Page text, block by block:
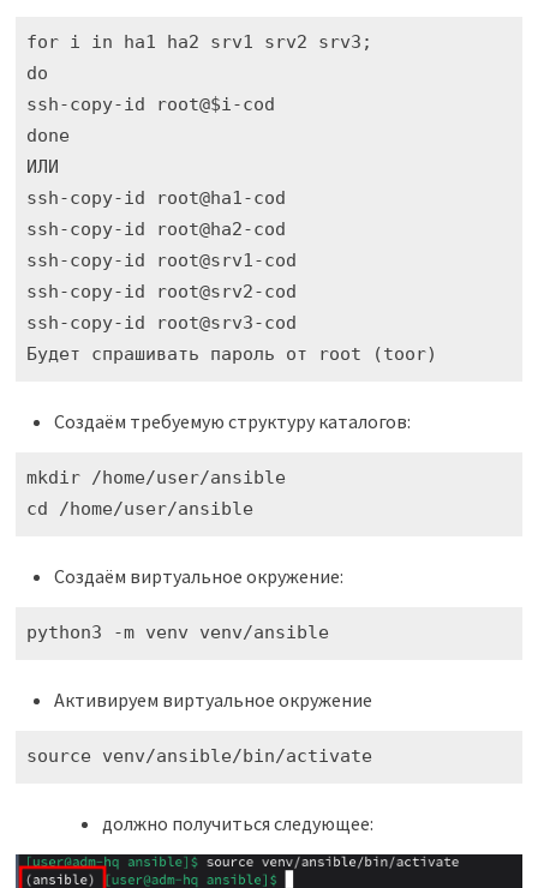
for i in ha1 ha2 srv1 srv2 srv3;
do
ssh-copy-id root@$i-cod
done
ИЛИ
ssh-copy-id root@ha1-cod
ssh-copy-id root@ha2-cod
ssh-copy-id root@srv1-cod
ssh-copy-id root@srv2-cod
ssh-copy-id root@srv3-cod
Будет спрашивать пароль от root (toor)
Создаём требуемую структуру каталогов:
mkdir /home/user/ansible
cd /home/user/ansible
Создаём виртуальное окружение:
python3 -m venv venv/ansible
Активируем виртуальное окружение
source venv/ansible/bin/activate
должно получиться следующее: